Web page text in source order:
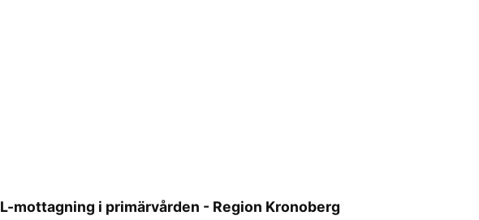
mottagning i primärvården - Region Kronoberg